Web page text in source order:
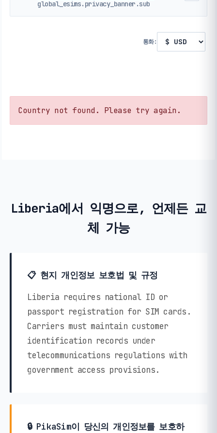
global_esims.privacy_banner.sub
통화:
Country not found. Please try again.
Liberia에서 익명으로, 언제든 교
체 가능
📋 현지 개인정보 보호법 및 규정
Liberia requires national ID or
passport registration for SIM cards.
Carriers must maintain customer
identification records under
telecommunications regulations with
government access provisions.
🔒 PikaSim이 당신의 개인정보를 보호하